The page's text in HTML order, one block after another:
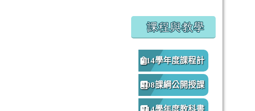
課程與教學
114學年度課程計
畫
108課綱公開授課
專區
114學年度教科書